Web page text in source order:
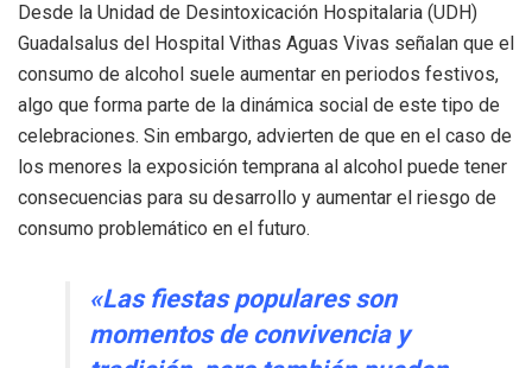
Desde la Unidad de Desintoxicación Hospitalaria (UDH)
Guadalsalus del Hospital Vithas Aguas Vivas señalan que el
consumo de alcohol suele aumentar en periodos festivos,
algo que forma parte de la dinámica social de este tipo de
celebraciones. Sin embargo, advierten de que en el caso de
los menores la exposición temprana al alcohol puede tener
consecuencias para su desarrollo y aumentar el riesgo de
consumo problemático en el futuro.
«Las fiestas populares son
momentos de convivencia y